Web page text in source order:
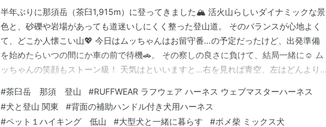
半年ぶりに那須岳（茶臼1,915m）に登ってきました🏔️ 活火山らしいダイナミックな景
色と、砂礫や岩場があっても道迷いしにくく整った登山道。 そのバランスが心地よく
て、どこか人懐こい山💖 今日はムッちゃんはお留守番…の予定だったけど、出発準備
を始めたらいつの間にか車の前で待機🚗。 その察しの良さに負けて、結局一緒に☺️ ム
ッちゃんの笑顔もストーン級！ 天気はといいますと…右を見れば青空、左はどんより
た🤗 でも、風はなくて、暑すぎず寒すぎず、歩くにはちょうどいい日。 静かで雄大な
景色に、今日もたっぷり癒されました🍃 あ…
#茶臼岳 那須 登山 #RUFFWEAR ラフウェア ハーネス ウェブマスターハーネス
#犬と登山 関東 #背面の補助ハンドル付き犬用ハーネス
#ペット１ハイキング 低山 #大型犬と一緒に暮らす #ポメ柴 ミックス犬